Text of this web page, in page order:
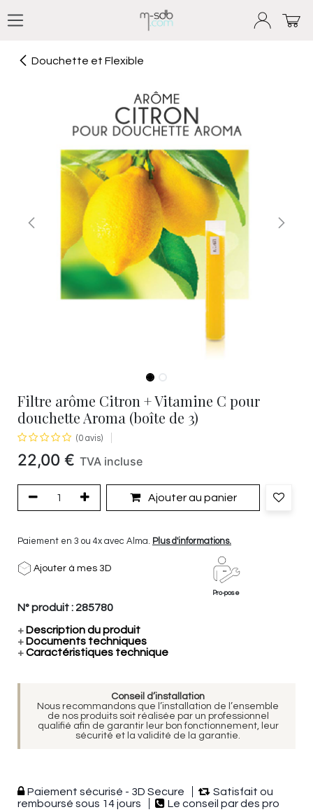
Douchette et Flexible
Filtre arôme Citron + Vitamine C pour
douchette Aroma (boîte de 3)
(0 avis)
22,00 € TVA incluse
Ajouter au panier
Paiement en 3 ou 4x avec Alma. Plus d'informations.
Ajouter à mes 3D
Pro-pose
N° produit : 285780
+ Description du produit
+ Documents techniques
+Caractéristiques technique
Conseil d’installation
Nous recommandons que l’installation de l’ensemble
de nos produits soit réalisée par un professionnel
qualifié afin de garantir leur bon fonctionnement, leur
sécurité et la validité de la garantie.
Paiement sécurisé - 3D Secure
Satisfait ou
remboursé sous 14 jours
Le conseil par des pro